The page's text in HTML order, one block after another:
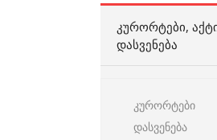
ᲙᲣᲠᲝᲠᲢᲔᲑᲘ,
ᲓᲐᲡᲕᲔᲜᲔᲑᲐ
კურორტები
დასვენება